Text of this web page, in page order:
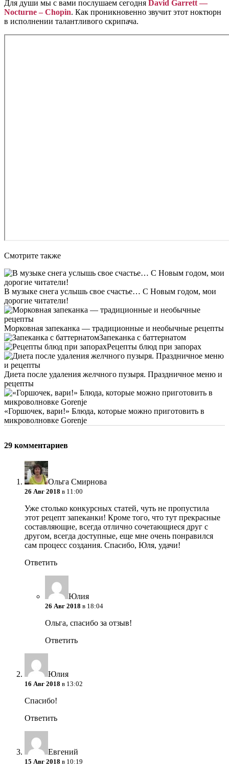
Для души мы с вами послушаем сегодня David Garrett —
Nocturne – Chopin. Как проникновенно звучит этот ноктюрн
в исполнении талантливого скрипача.
Смотрите также
В музыке снега услышь свое счастье… С Новым годом, мои
дорогие читатели!
Морковная запеканка — традиционные и необычные рецепты
Запеканка с баттернатом
Рецепты блюд при запорах
Диета после удаления желчного пузыря. Праздничное меню и
рецепты
«Горшочек, вари!» Блюда, которые можно приготовить в
микроволновке Gorenje
29 комментариев
Ольга Смирнова
26 Авг 2018 в 11:00
Уже столько конкурсных статей, чуть не пропустила
этот рецепт запеканки! Кроме того, что тут прекрасные
составляющие, всегда отлично сочетающиеся друг с
другом, всегда доступные, еще мне очень понравился
сам процесс создания. Спасибо, Юля, удачи!
Ответить
Юлия
26 Авг 2018 в 18:04
Ольга, спасибо за отзыв!
Ответить
Юлия
16 Авг 2018 в 13:02
Спасибо!
Ответить
Евгений
15 Авг 2018 в 10:19